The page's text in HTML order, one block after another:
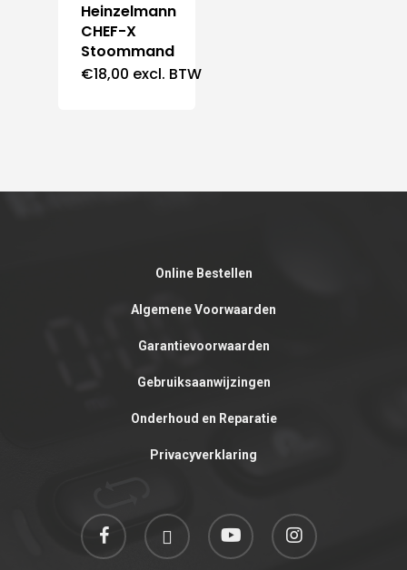
Heinzelmann
CHEF-X
Stoommand
€18,00 excl. BTW
Online Bestellen
Algemene Voorwaarden
Garantievoorwaarden
Gebruiksaanwijzingen
Onderhoud en Reparatie
Privacyverklaring
facebook linkedin youtube instagram